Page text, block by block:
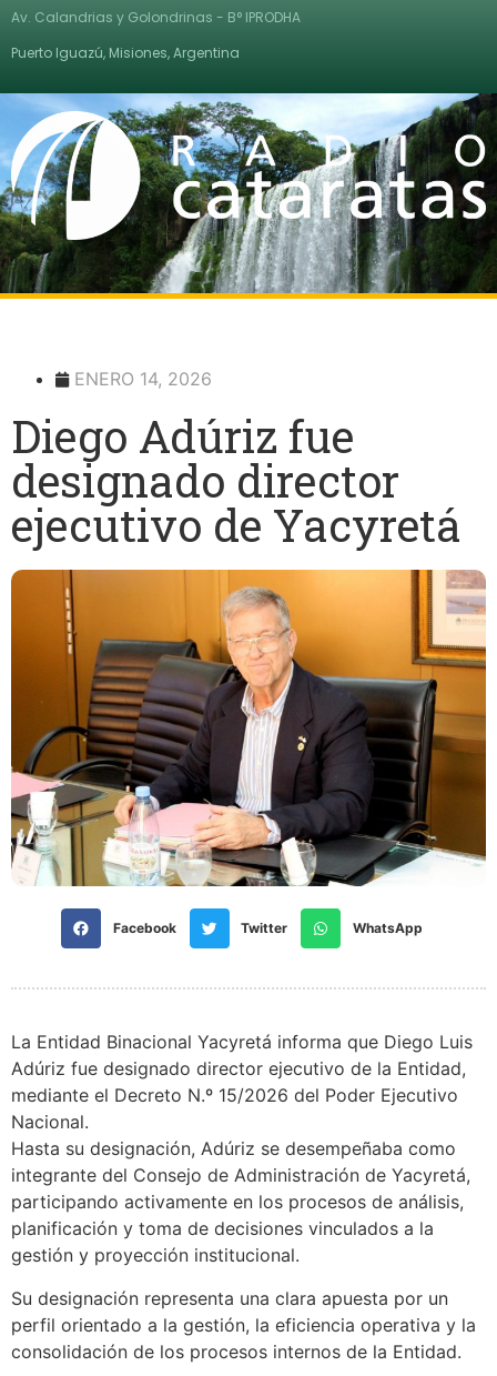
Av. Calandrias y Golondrinas - B° IPRODHA
Puerto Iguazú, Misiones, Argentina
ENERO 14, 2026
Diego Adúriz fue
designado director
ejecutivo de Yacyretá
Facebook Twitter WhatsApp
La Entidad Binacional Yacyretá informa que Diego Luis
Adúriz fue designado director ejecutivo de la Entidad,
mediante el Decreto N.º 15/2026 del Poder Ejecutivo
Nacional.
Hasta su designación, Adúriz se desempeñaba como
integrante del Consejo de Administración de Yacyretá,
participando activamente en los procesos de análisis,
planificación y toma de decisiones vinculados a la
gestión y proyección institucional.
Su designación representa una clara apuesta por un
perfil orientado a la gestión, la eficiencia operativa y la
consolidación de los procesos internos de la Entidad.